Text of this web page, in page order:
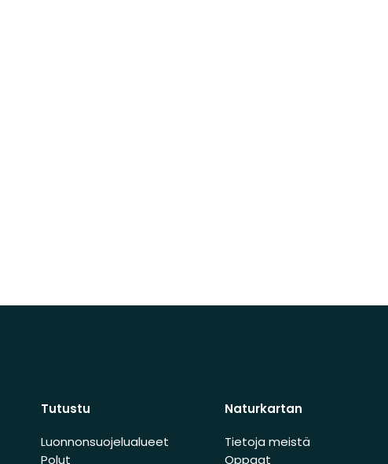
Tutustu
Luonnonsuojelualueet
Polut
Naturkartan
Tietoja meistä
Oppaat